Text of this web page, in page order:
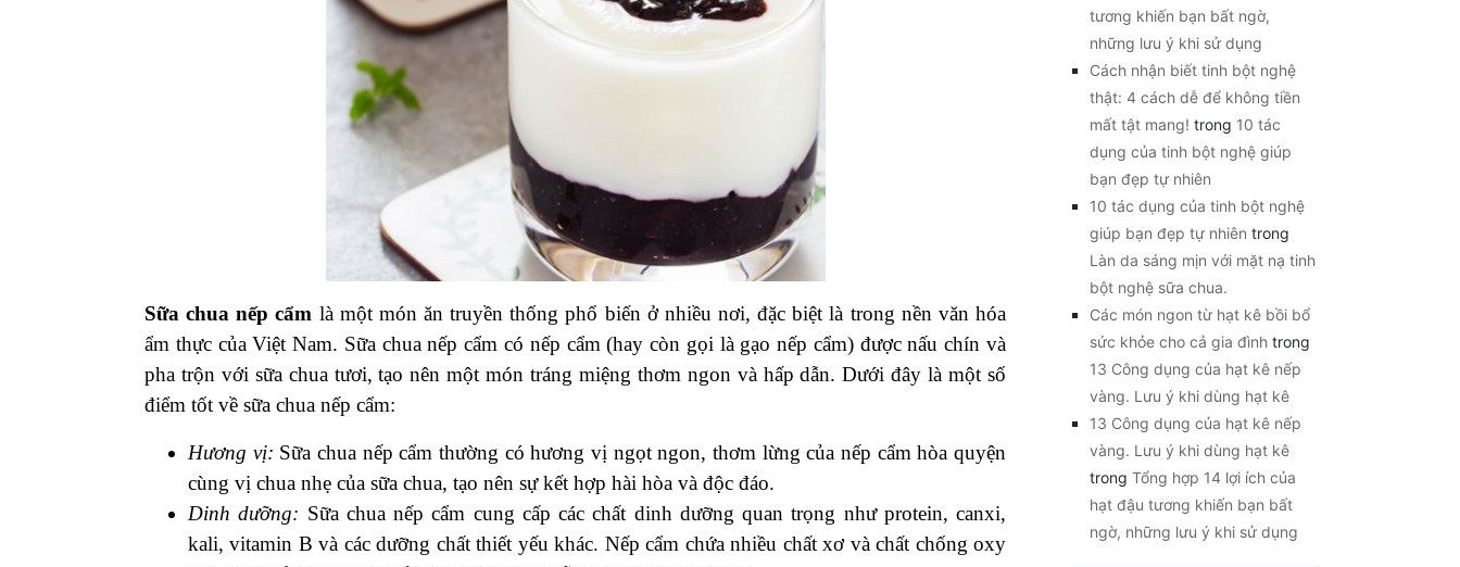
Sữa chua nếp cẩm là một món ăn truyền thống phổ biến ở nhiều nơi, đặc biệt là trong nền văn hóa
ẩm thực của Việt Nam. Sữa chua nếp cẩm có nếp cẩm (hay còn gọi là gạo nếp cẩm) được nấu chín và
pha trộn với sữa chua tươi, tạo nên một món tráng miệng thơm ngon và hấp dẫn. Dưới đây là một số
điểm tốt về sữa chua nếp cẩm:
Hương vị: Sữa chua nếp cẩm thường có hương vị ngọt ngon, thơm lừng của nếp cẩm hòa quyện
cùng vị chua nhẹ của sữa chua, tạo nên sự kết hợp hài hòa và độc đáo.
Dinh dưỡng: Sữa chua nếp cẩm cung cấp các chất dinh dưỡng quan trọng như protein, canxi,
kali, vitamin B và các dưỡng chất thiết yếu khác. Nếp cẩm chứa nhiều chất xơ và chất chống oxy
tương khiến bạn bất ngờ,
những lưu ý khi sử dụng
Cách nhận biết tinh bột nghệ
thật: 4 cách dễ để không tiền
mất tật mang! trong 10 tác
dụng của tinh bột nghệ giúp
bạn đẹp tự nhiên
10 tác dụng của tinh bột nghệ
giúp bạn đẹp tự nhiên trong
Làn da sáng mịn với mặt nạ tinh
bột nghệ sữa chua.
Các món ngon từ hạt kê bồi bổ
sức khỏe cho cả gia đình trong
13 Công dụng của hạt kê nếp
vàng. Lưu ý khi dùng hạt kê
13 Công dụng của hạt kê nếp
vàng. Lưu ý khi dùng hạt kê
trong Tổng hợp 14 lợi ích của
hạt đậu tương khiến bạn bất
ngờ, những lưu ý khi sử dụng